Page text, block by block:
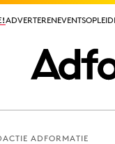
ADVERTERENEVENTS
ADVERTERENEVENTS
ADFORMATIE